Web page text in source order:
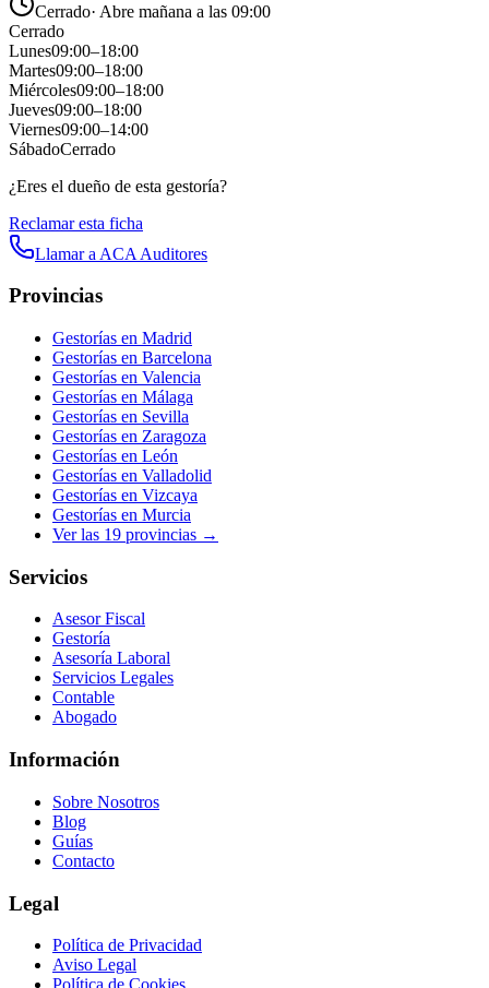
Cerrado· Abre mañana a las 09:00
Cerrado
Lunes09:00–18:00
Martes09:00–18:00
Miércoles09:00–18:00
Jueves09:00–18:00
Viernes09:00–14:00
SábadoCerrado
¿Eres el dueño de esta gestoría?
Reclamar esta ficha
Llamar a ACA Auditores
Provincias
Gestorías en Madrid
Gestorías en Barcelona
Gestorías en Valencia
Gestorías en Málaga
Gestorías en Sevilla
Gestorías en Zaragoza
Gestorías en León
Gestorías en Valladolid
Gestorías en Vizcaya
Gestorías en Murcia
Ver las 19 provincias →
Servicios
Asesor Fiscal
Gestoría
Asesoría Laboral
Servicios Legales
Contable
Abogado
Información
Sobre Nosotros
Blog
Guías
Contacto
Legal
Política de Privacidad
Aviso Legal